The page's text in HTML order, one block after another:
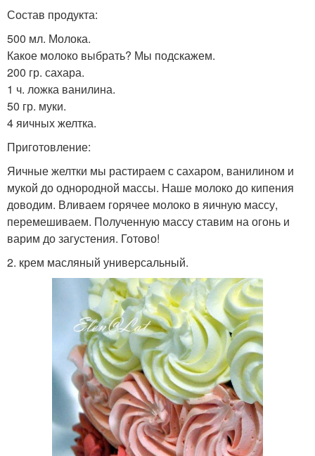
Состав продукта:
500 мл. Молока.
Какое молоко выбрать? Мы подскажем.
200 гр. сахара.
1 ч. ложка ванилина.
50 гр. муки.
4 яичных желтка.
Приготовление:
Яичные желтки мы растираем с сахаром, ванилином и
мукой до однородной массы. Наше молоко до кипения
доводим. Вливаем горячее молоко в яичную массу,
перемешиваем. Полученную массу ставим на огонь и
варим до загустения. Готово!
2. крем масляный универсальный.